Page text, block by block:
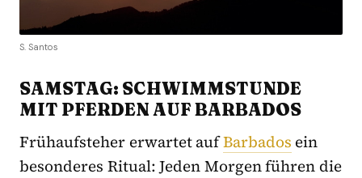
S. Santos
SAMSTAG: SCHWIMMSTUNDE
MIT PFERDEN AUF BARBADOS
Frühaufsteher erwartet aufBarbados ein
besonderes Ritual: Jeden Morgen führen die